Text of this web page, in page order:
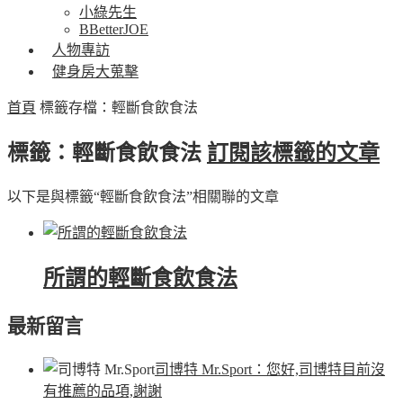
小綠先生
BBetterJOE
人物專訪
健身房大蒐擊
首頁 標籤存檔：輕斷食飲食法
標籤：輕斷食飲食法 訂閱該標籤的文章
以下是與標籤“輕斷食飲食法”相關聯的文章
所謂的輕斷食飲食法
最新留言
司博特 Mr.Sport ：您好,司博特目前沒
有推薦的品項,謝謝